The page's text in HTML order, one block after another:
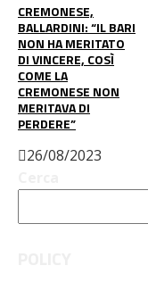
CREMONESE,
BALLARDINI: “IL BARI
NON HA MERITATO
DI VINCERE, COSÌ
COME LA
CREMONESE NON
MERITAVA DI
PERDERE”
26/08/2023